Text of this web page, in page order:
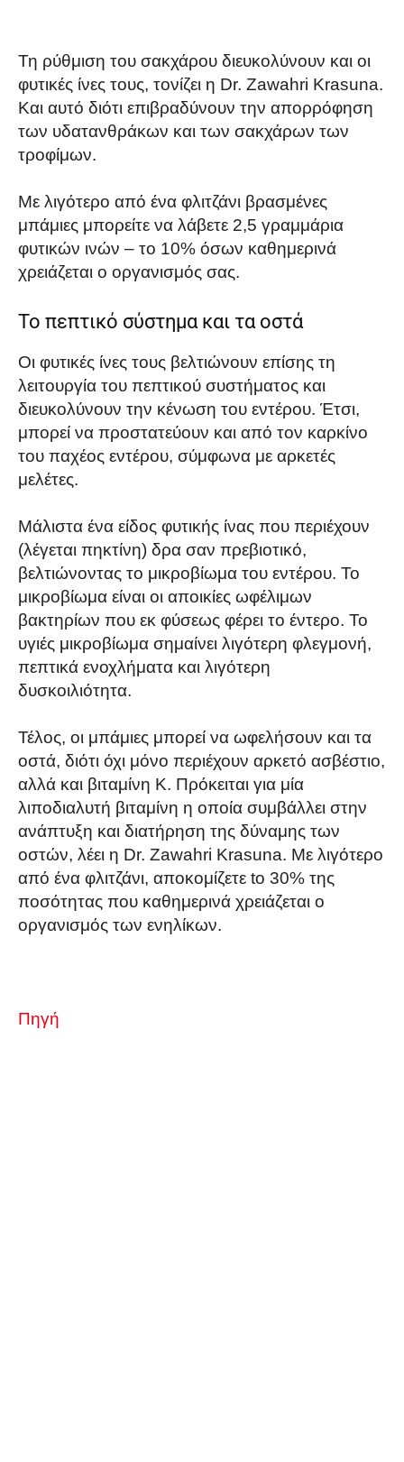
Τη ρύθμιση του σακχάρου διευκολύνουν και οι
φυτικές ίνες τους, τονίζει η Dr. Zawahri Krasuna.
Και αυτό διότι επιβραδύνουν την απορρόφηση
των υδατανθράκων και των σακχάρων των
τροφίμων.
Με λιγότερο από ένα φλιτζάνι βρασμένες
μπάμιες μπορείτε να λάβετε 2,5 γραμμάρια
φυτικών ινών – το 10% όσων καθημερινά
χρειάζεται ο οργανισμός σας.
Το πεπτικό σύστημα και τα οστά
Οι φυτικές ίνες τους βελτιώνουν επίσης τη
λειτουργία του πεπτικού συστήματος και
διευκολύνουν την κένωση του εντέρου. Έτσι,
μπορεί να προστατεύουν και από τον καρκίνο
του παχέος εντέρου, σύμφωνα με αρκετές
μελέτες.
Μάλιστα ένα είδος φυτικής ίνας που περιέχουν
(λέγεται πηκτίνη) δρα σαν πρεβιοτικό,
βελτιώνοντας το μικροβίωμα του εντέρου. Το
μικροβίωμα είναι οι αποικίες ωφέλιμων
βακτηρίων που εκ φύσεως φέρει το έντερο. Το
υγιές μικροβίωμα σημαίνει λιγότερη φλεγμονή,
πεπτικά ενοχλήματα και λιγότερη
δυσκοιλιότητα.
Τέλος, οι μπάμιες μπορεί να ωφελήσουν και τα
οστά, διότι όχι μόνο περιέχουν αρκετό ασβέστιο,
αλλά και βιταμίνη Κ. Πρόκειται για μία
λιποδιαλυτή βιταμίνη η οποία συμβάλλει στην
ανάπτυξη και διατήρηση της δύναμης των
οστών, λέει η Dr. Zawahri Krasuna. Με λιγότερο
από ένα φλιτζάνι, αποκομίζετε to 30% της
ποσότητας που καθημερινά χρειάζεται ο
οργανισμός των ενηλίκων.
Πηγή